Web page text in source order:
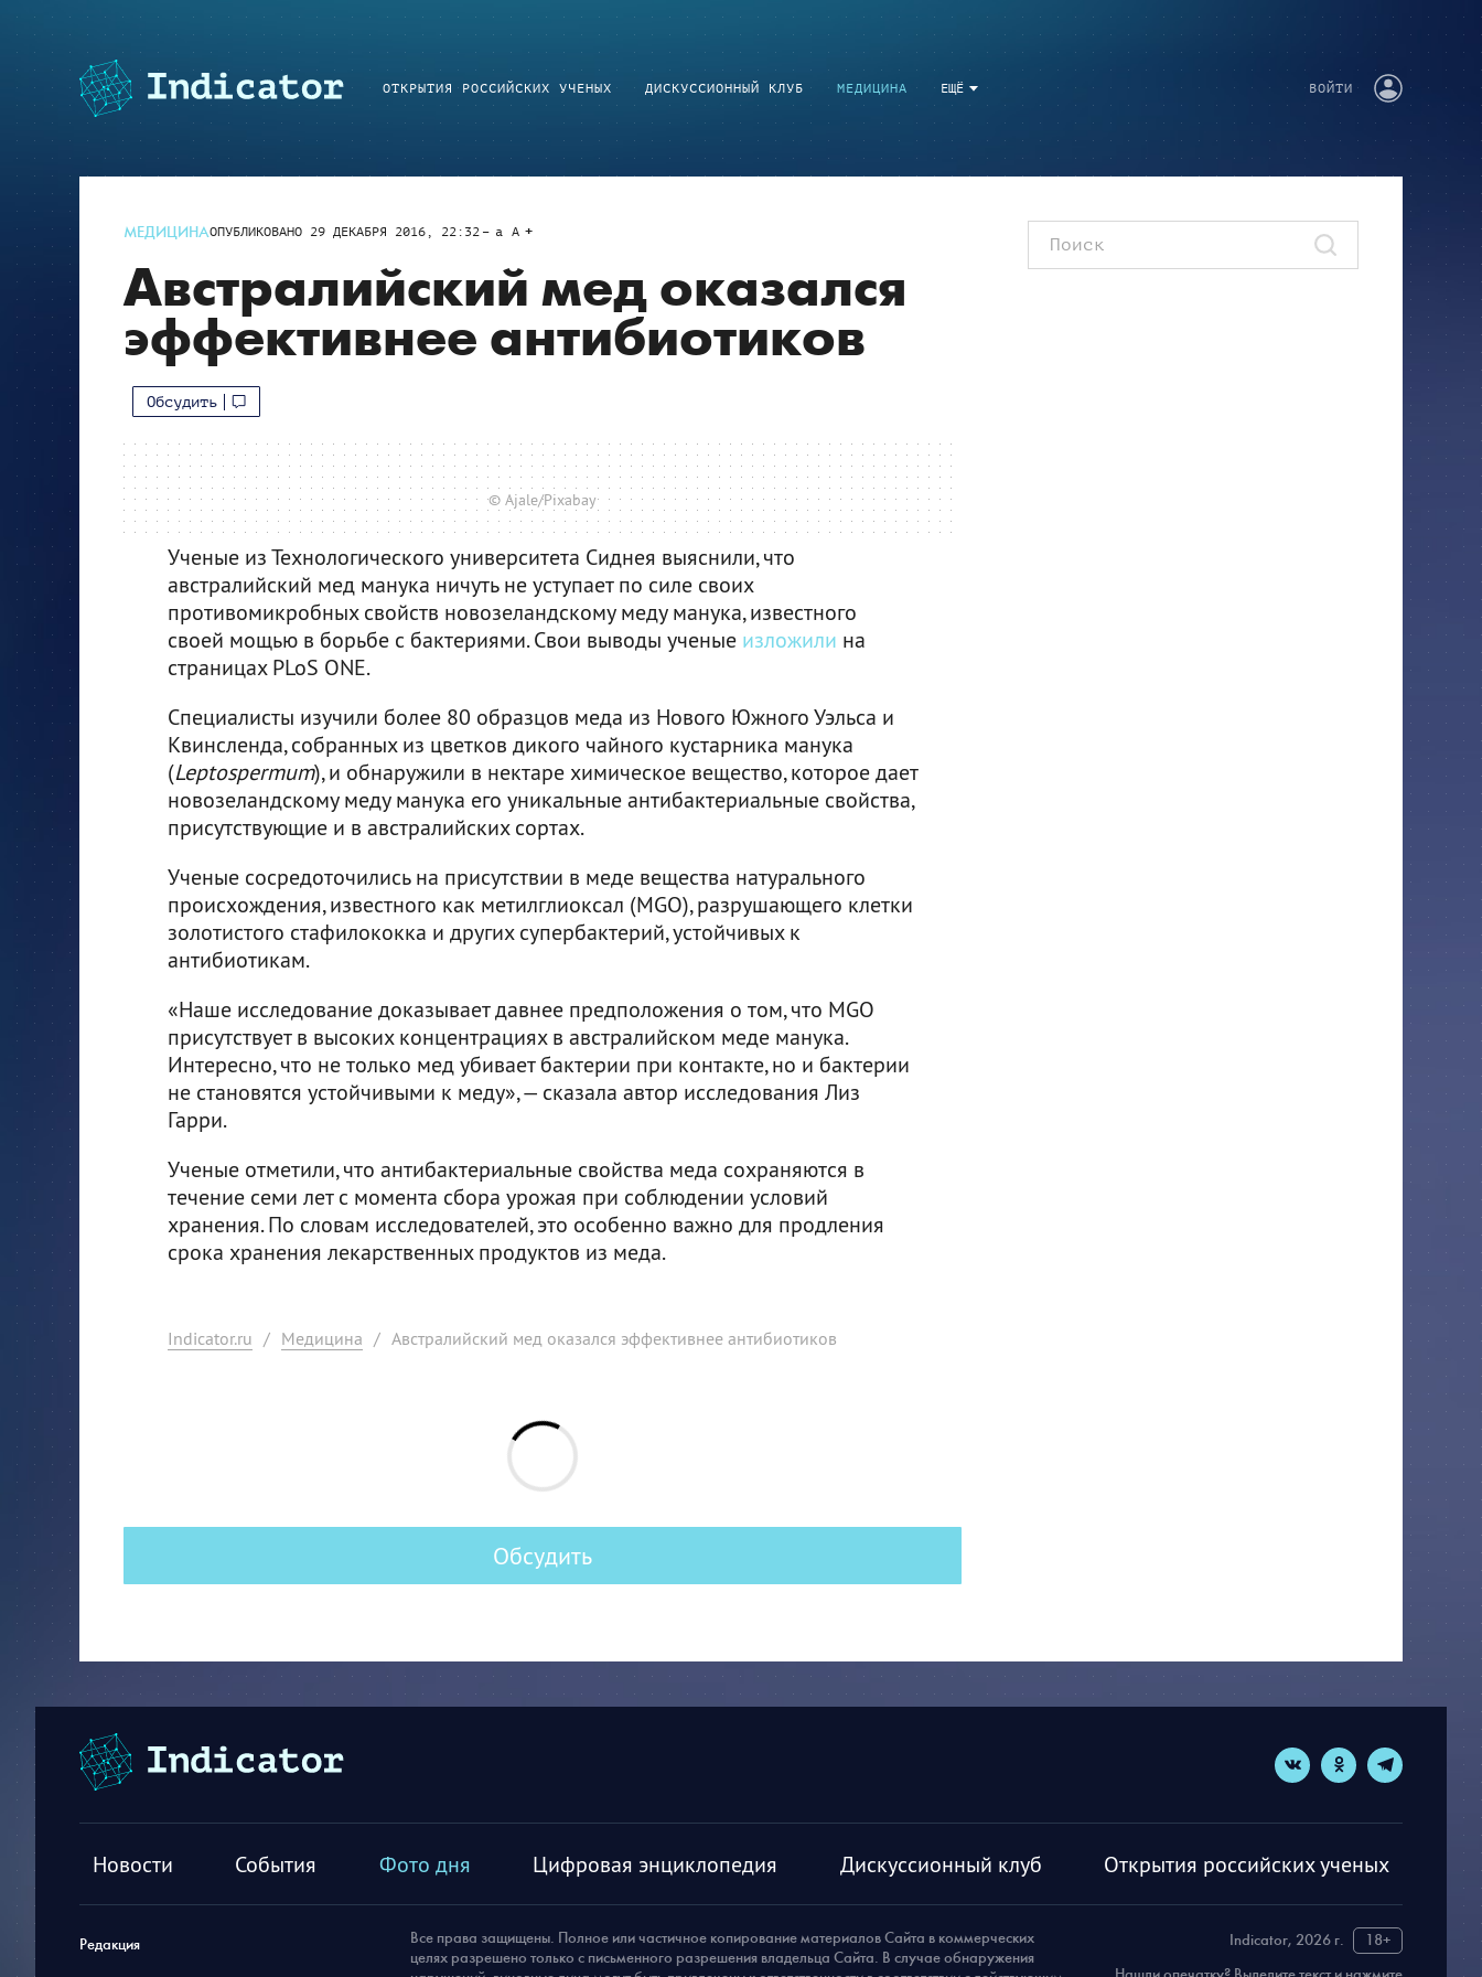
ЕЩЁ
ОТКРЫТИЯ РОССИЙСКИХ УЧЕНЫХ ДИСКУССИОННЫЙ КЛУБ МЕДИЦИНА ВОЙТИ
МЕДИЦИНАОПУБЛИКОВАНО 29 ДЕКАБРЯ 2016, 22:32 a A
Австралийский мед оказался
эффективнее антибиотиков
Обсудить
© Ajale/Pixabay
Ученые из Технологического университета Сиднея выяснили, что
австралийский мед манука ничуть не уступает по силе своих
противомикробных свойств новозеландскому меду манука, известного
своей мощью в борьбе с бактериями. Свои выводы ученые изложили на
страницах PLoS ONE.
Специалисты изучили более 80 образцов меда из Нового Южного Уэльса и
Квинсленда, собранных из цветков дикого чайного кустарника манука
(Leptospermum), и обнаружили в нектаре химическое вещество, которое дает
новозеландскому меду манука его уникальные антибактериальные свойства,
присутствующие и в австралийских сортах.
Ученые сосредоточились на присутствии в меде вещества натурального
происхождения, известного как метилглиоксал (MGO), разрушающего клетки
золотистого стафилококка и других супербактерий, устойчивых к
антибиотикам.
«Наше исследование доказывает давнее предположения о том, что MGO
присутствует в высоких концентрациях в австралийском меде манука.
Интересно, что не только мед убивает бактерии при контакте, но и бактерии
не становятся устойчивыми к меду», — сказала автор исследования Лиз
Гарри.
Ученые отметили, что антибактериальные свойства меда сохраняются в
течение семи лет с момента сбора урожая при соблюдении условий
хранения. По словам исследователей, это особенно важно для продления
срока хранения лекарственных продуктов из меда.
Indicator.ru / Медицина / Австралийский мед оказался эффективнее антибиотиков
Обсудить
Новости События Фото дня Цифровая энциклопедия Дискуссионный клуб Открытия российских ученых
Редакция Indicator, 2026 г.
18+
Все права защищены. Полное или частичное копирование материалов Сайта в коммерческих
целях разрешено только с письменного разрешения владельца Сайта. В случае обнаружения